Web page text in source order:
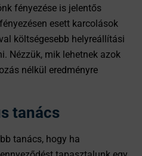
fényezése is jelentős
esett karcolások
költségesebb helyreállítási
Nézzük, mik lehetnek azok
nélkül eredményre
tanács
tanács, hogy ha